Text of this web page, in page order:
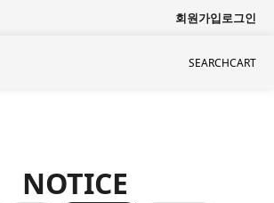
회원가입로그인
SEARCHCART
NOTICE